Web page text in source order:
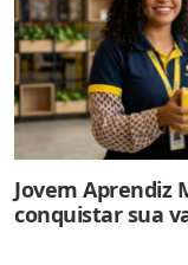
Jovem Aprendiz
conquistar sua